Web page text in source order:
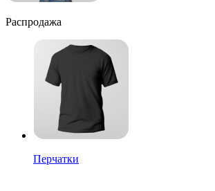
Распродажа
Перчатки